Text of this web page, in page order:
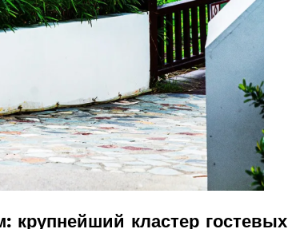
кластер гостевых